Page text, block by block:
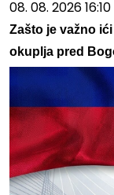
08. 08. 2026 16:10
Zašto je važno
okuplja pred